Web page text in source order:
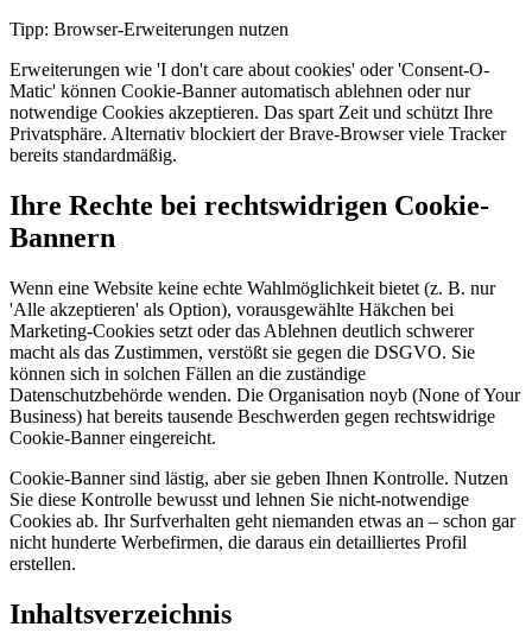
Tipp: Browser-Erweiterungen nutzen
Erweiterungen wie 'I don't care about cookies' oder 'Consent-O-
Matic' können Cookie-Banner automatisch ablehnen oder nur
notwendige Cookies akzeptieren. Das spart Zeit und schützt Ihre
Privatsphäre. Alternativ blockiert der Brave-Browser viele Tracker
bereits standardmäßig.
Ihre Rechte bei rechtswidrigen Cookie-
Bannern
Wenn eine Website keine echte Wahlmöglichkeit bietet (z. B. nur
'Alle akzeptieren' als Option), vorausgewählte Häkchen bei
Marketing-Cookies setzt oder das Ablehnen deutlich schwerer
macht als das Zustimmen, verstößt sie gegen die DSGVO. Sie
können sich in solchen Fällen an die zuständige
Datenschutzbehörde wenden. Die Organisation noyb (None of Your
Business) hat bereits tausende Beschwerden gegen rechtswidrige
Cookie-Banner eingereicht.
Cookie-Banner sind lästig, aber sie geben Ihnen Kontrolle. Nutzen
Sie diese Kontrolle bewusst und lehnen Sie nicht-notwendige
Cookies ab. Ihr Surfverhalten geht niemanden etwas an – schon gar
nicht hunderte Werbefirmen, die daraus ein detailliertes Profil
erstellen.
Inhaltsverzeichnis